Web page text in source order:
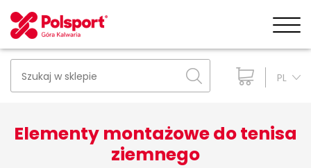
PL
Elementy montażowe do tenisa
ziemnego